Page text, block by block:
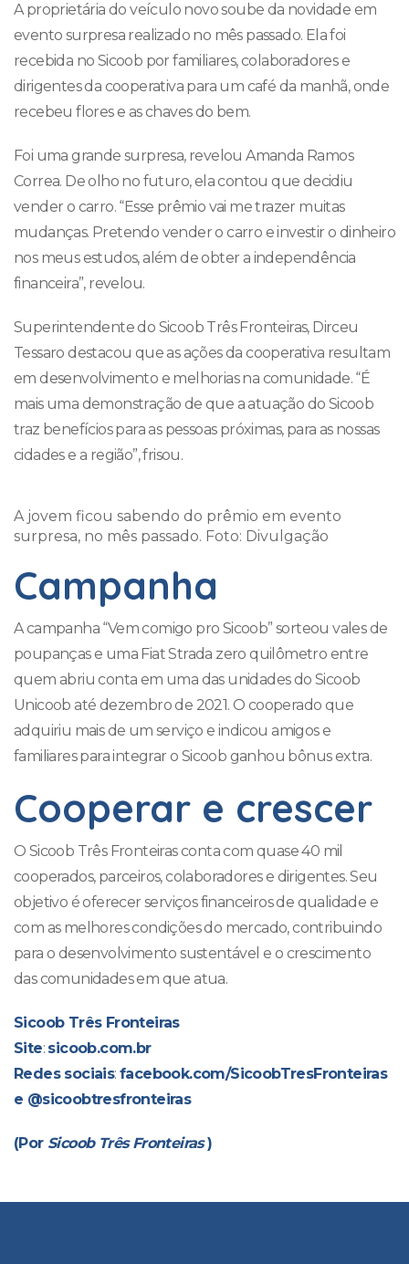
A proprietária do veículo novo soube da novidade em
evento surpresa realizado no mês passado. Ela foi
recebida no Sicoob por familiares, colaboradores e
dirigentes da cooperativa para um café da manhã, onde
recebeu flores e as chaves do bem.
Foi uma grande surpresa, revelou Amanda Ramos
Correa. De olho no futuro, ela contou que decidiu
vender o carro. “Esse prêmio vai me trazer muitas
mudanças. Pretendo vender o carro e investir o dinheiro
nos meus estudos, além de obter a independência
financeira”, revelou.
Superintendente do Sicoob Três Fronteiras, Dirceu
Tessaro destacou que as ações da cooperativa resultam
em desenvolvimento e melhorias na comunidade. “É
mais uma demonstração de que a atuação do Sicoob
traz benefícios para as pessoas próximas, para as nossas
cidades e a região”, frisou.
A jovem ficou sabendo do prêmio em evento
surpresa, no mês passado. Foto: Divulgação
Campanha
A campanha “Vem comigo pro Sicoob” sorteou vales de
poupanças e uma Fiat Strada zero quilômetro entre
quem abriu conta em uma das unidades do Sicoob
Unicoob até dezembro de 2021. O cooperado que
adquiriu mais de um serviço e indicou amigos e
familiares para integrar o Sicoob ganhou bônus extra.
Cooperar e crescer
O Sicoob Três Fronteiras conta com quase 40 mil
cooperados, parceiros, colaboradores e dirigentes. Seu
objetivo é oferecer serviços financeiros de qualidade e
com as melhores condições do mercado, contribuindo
para o desenvolvimento sustentável e o crescimento
das comunidades em que atua.
Sicoob Três Fronteiras
Site: sicoob.com.br
Redes sociais:facebook.com/SicoobTresFronteiras
e @sicoobtresfronteiras
(Por Sicoob Três Fronteiras)